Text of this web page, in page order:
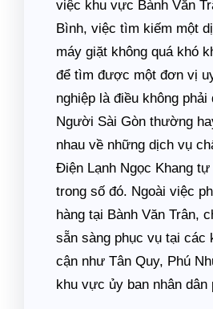
việc khu vực Bành Văn
Bình, việc tìm kiếm một
máy giặt không quá khó
để tìm được một đơn vị
nghiệp là điều không phải
Người Sài Gòn thường
nhau về những dịch vụ
Điện Lạnh Ngọc Khang
trong số đó. Ngoài việc
hàng tại Bành Văn Trân,
sẵn sàng phục vụ tại các
cận như Tân Quy, Phú
khu vực ủy ban nhân dân